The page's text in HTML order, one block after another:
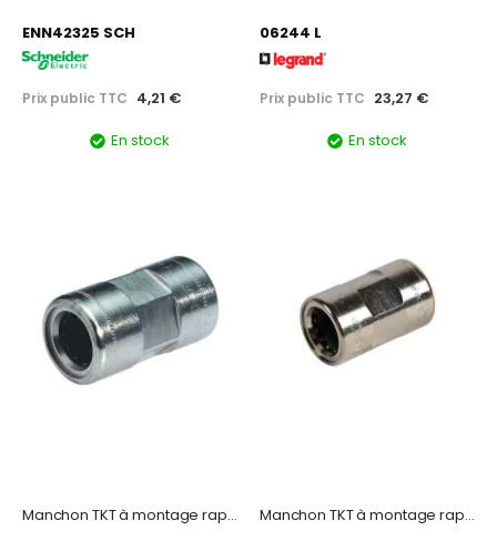
ENN42325 SCH
Prix public TTC 4,21 €
En stock
06244 L
Prix public TTC 23,27 €
En stock
Manchon TKT à montage rapide Ø16mm - accessoire Manchon TKT à montage rapide Ø20mm- accessoire